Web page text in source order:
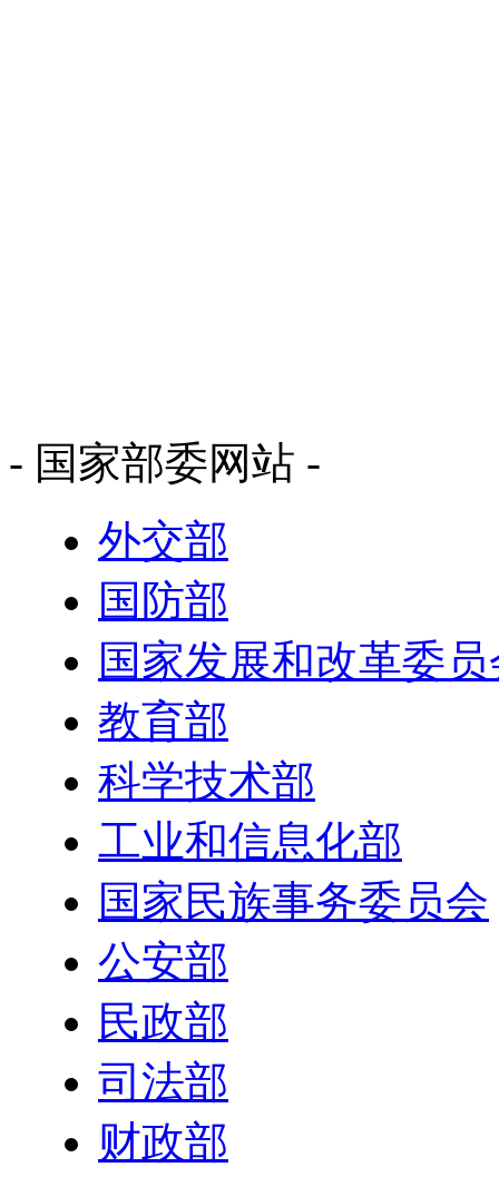
- 国家部委网站 -
外交部
国防部
国家发展和改革委
教育部
科学技术部
工业和信息化部
国家民族事务委员会
公安部
民政部
司法部
财政部